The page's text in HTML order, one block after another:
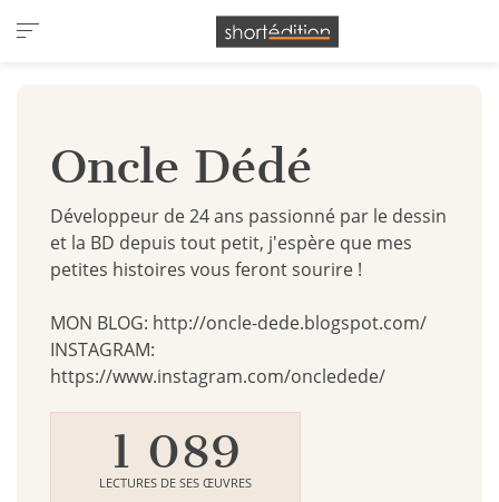
Panneau de gestion des cookies
Oncle Dédé
Développeur de 24 ans passionné par le dessin
et la BD depuis tout petit, j'espère que mes
petites histoires vous feront sourire !
MON BLOG: http://oncle-dede.blogspot.com/
INSTAGRAM:
https://www.instagram.com/oncledede/
1 089
LECTURES DE SES ŒUVRES